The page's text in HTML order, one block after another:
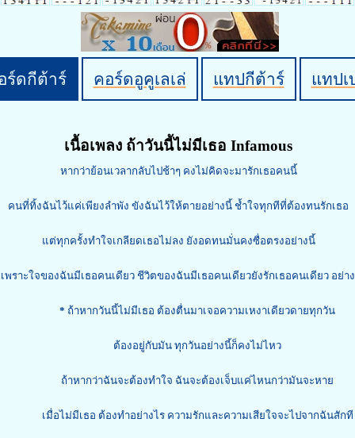
ร์ดกีต้าร์ คอร์ดอูคูเลเล่ แทปกีต้าร์ แทปเ
เนื้อเพลง ถ้าวันนี้ไม่มีเธอ Infamous
หากว่าย้อนเวลากลับไปช้าๆ คงไม่คิดจะมารักเธอคนนี้
คนที่ทิ้งฉันไว้แค่เพียงลำพัง ขังฉันไว้ให้ตายอย่างนี้ ช้ำใจทุกทีที่ต้องทนรักเธอ
แต่ทุกครั้งทำใจเกลียดเธอไม่ลง ยังอดทนมั่นคงซื่อตรงอย่างนี้
พราะใจของฉันมีเธอคนเดียว ชีวิตของฉันมีเธอคนเดียวยังรักเธอคนเดียว อย่า
* ถ้าหากวันนี้ไม่มีเธอ ต้องตื่นมาเจอความเหงาเดียวดายทุกวัน
ต้องอยู่กับมัน ทุกวันอย่างนี้ก็คงไม่ไหว
ถ้าหากว่าฉันจะต้องทำใจ ฉันจะต้องเจ็บแค่ไหนกว่ามันจะหาย
เมื่อไม่มีเธอ ต้องทำอย่างไร ความรักและความเสียใจจะไปจากฉันสักที